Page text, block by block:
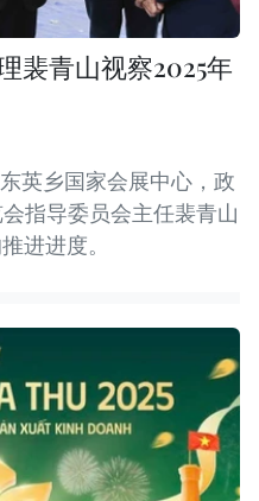
裴青山视察2025年
英乡国家会展中心，政
指导委员会主任裴青山
进进度。